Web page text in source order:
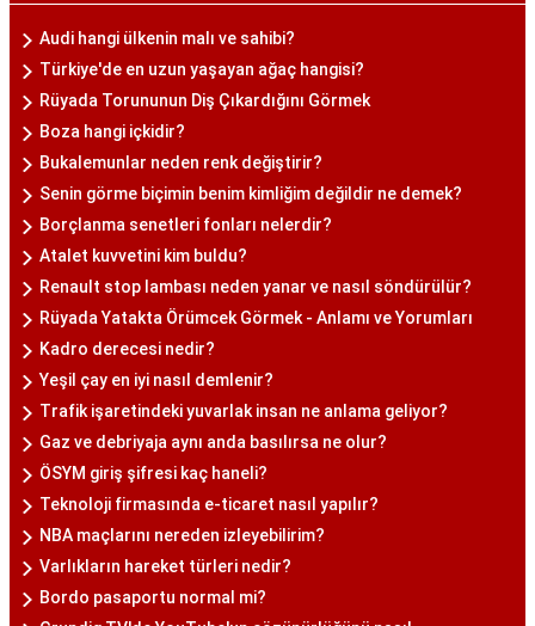
Audi hangi ülkenin malı ve sahibi?
Türkiye'de en uzun yaşayan ağaç hangisi?
Rüyada Torununun Diş Çıkardığını Görmek
Boza hangi içkidir?
Bukalemunlar neden renk değiştirir?
Senin görme biçimin benim kimliğim değildir ne demek?
Borçlanma senetleri fonları nelerdir?
Atalet kuvvetini kim buldu?
Renault stop lambası neden yanar ve nasıl söndürülür?
Rüyada Yatakta Örümcek Görmek - Anlamı ve Yorumları
Kadro derecesi nedir?
Yeşil çay en iyi nasıl demlenir?
Trafik işaretindeki yuvarlak insan ne anlama geliyor?
Gaz ve debriyaja aynı anda basılırsa ne olur?
ÖSYM giriş şifresi kaç haneli?
Teknoloji firmasında e-ticaret nasıl yapılır?
NBA maçlarını nereden izleyebilirim?
Varlıkların hareket türleri nedir?
Bordo pasaportu normal mi?